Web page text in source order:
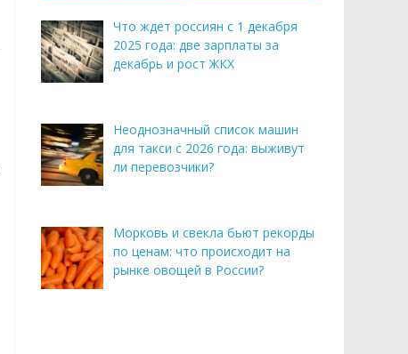
Что ждет россиян с 1 декабря
2025 года: две зарплаты за
декабрь и рост ЖКХ
Неоднозначный список машин
для такси с 2026 года: выживут
ли перевозчики?
Морковь и свекла бьют рекорды
по ценам: что происходит на
рынке овощей в России?